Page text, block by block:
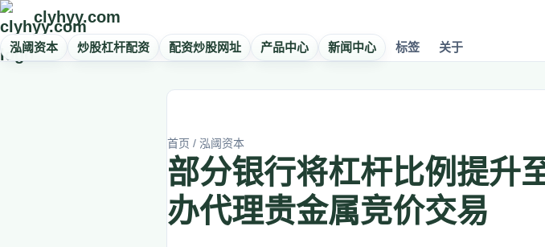
clyhyy.com
泓阈资本 炒股杠杆配资 配资炒股网址 产品中心 新闻中心 标签 关于
首页 / 泓阈资本
部分银行将杠杆比例提升
办代理贵金属竞价交易